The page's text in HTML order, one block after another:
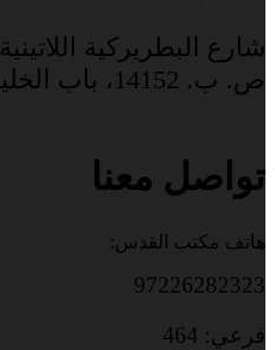
شارع البطريركية اللاتينية 8
ص. ب. 14152، باب الخليل، القدس 9114101
تواصل معنا
هاتف مكتب القدس:
97226282323
فرعي: 464